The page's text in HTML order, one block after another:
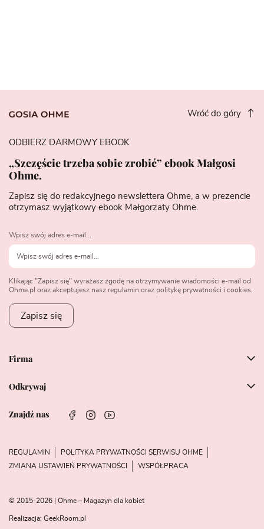
Wróć do góry
Firma
Odkrywaj
Znajdź nas
ODBIERZ DARMOWY EBOOK
„Szczęście trzeba sobie zrobić” ebook Małgosi
Ohme.
Zapisz się do redakcyjnego newslettera Ohme, a w prezencie
otrzymasz wyjątkowy ebook Małgorzaty Ohme.
Wpisz swój adres e-mail...
Klikając "Zapisz się" wyrażasz zgodę na otrzymywanie wiadomości e-mail od
Ohme.pl oraz akceptujesz nasz regulamin oraz politykę prywatności i cookies.
Zapisz się
REGULAMIN
POLITYKA PRYWATNOŚCI SERWISU OHME
ZMIANA USTAWIEŃ PRYWATNOŚCI
WSPÓŁPRACA
© 2015-2026 | Ohme – Magazyn dla kobiet
Realizacja: GeekRoom.pl